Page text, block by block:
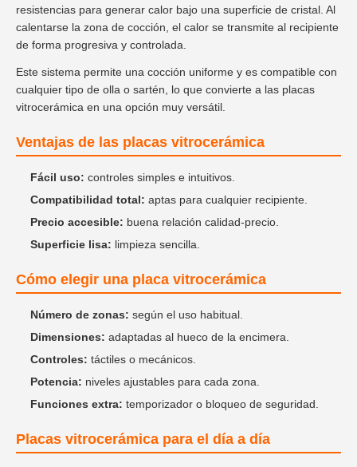
resistencias para generar calor bajo una superficie de cristal. Al
calentarse la zona de cocción, el calor se transmite al recipiente
de forma progresiva y controlada.
Este sistema permite una cocción uniforme y es compatible con
cualquier tipo de olla o sartén, lo que convierte a las placas
vitrocerámica en una opción muy versátil.
Ventajas de las placas vitrocerámica
Fácil uso: controles simples e intuitivos.
Compatibilidad total: aptas para cualquier recipiente.
Precio accesible: buena relación calidad-precio.
Superficie lisa: limpieza sencilla.
Cómo elegir una placa vitrocerámica
Número de zonas: según el uso habitual.
Dimensiones: adaptadas al hueco de la encimera.
Controles: táctiles o mecánicos.
Potencia: niveles ajustables para cada zona.
Funciones extra: temporizador o bloqueo de seguridad.
Placas vitrocerámica para el día a día